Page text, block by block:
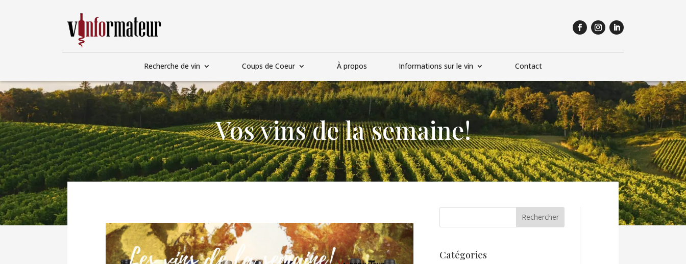
Recherche de vin Coups de Coeur À propos Informations sur le vin Contact
Vos vins de la semaine!
Catégories